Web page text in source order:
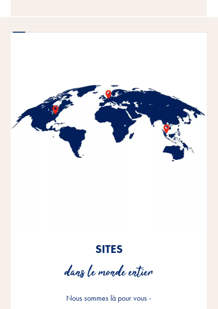
SITES
dans le monde entier
Nous sommes là pour vous -
SITES
dans le monde entier
Nous sommes là pour vous -
SITES
dans le monde entier
Nous sommes là pour vous -